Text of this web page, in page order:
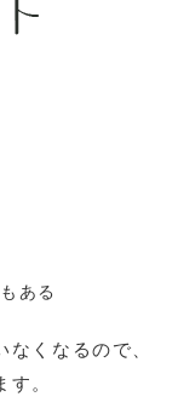
ある
くなるので、
。